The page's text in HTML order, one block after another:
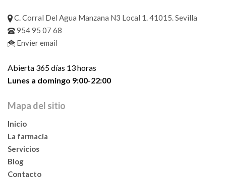
C. Corral Del Agua Manzana N3 Local 1. 41015. Sevilla
954 95 07 68
Envier email
Abierta 365 días 13 horas
Lunes a domingo 9:00-22:00
Mapa del sitio
Inicio
La farmacia
Servicios
Blog
Contacto